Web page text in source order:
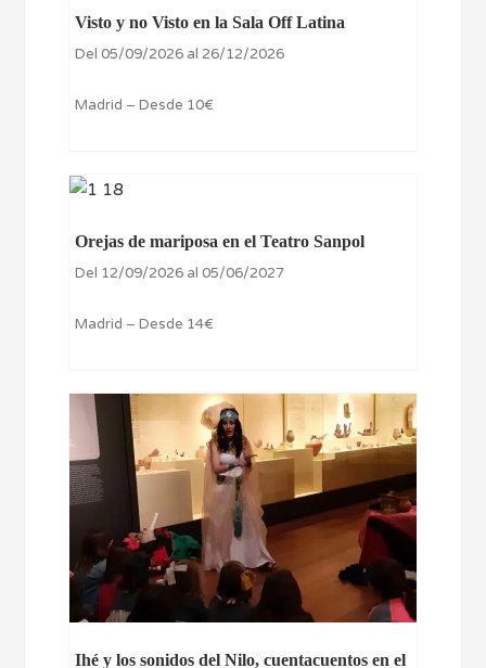
Visto y no Visto en la Sala Off Latina
Del 05/09/2026 al 26/12/2026
Madrid – Desde 10€
Orejas de mariposa en el Teatro Sanpol
Del 12/09/2026 al 05/06/2027
Madrid – Desde 14€
Ihé y los sonidos del Nilo, cuentacuentos en el